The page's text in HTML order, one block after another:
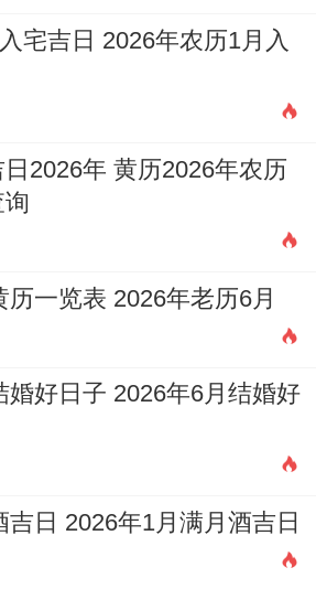
宅吉日 2026年农历1月入
2026年 黄历2026年农历
一览表 2026年老历6月
婚好日子 2026年6月结婚好
吉日 2026年1月满月酒吉日